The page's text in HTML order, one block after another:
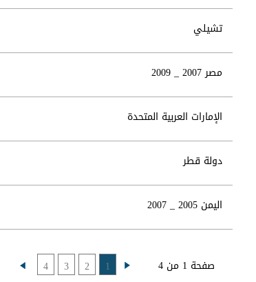
تشيلي
مصر 2007 _ 2009
الإمارات العربية المتحدة
دولة قطر
اليمن 2005 _ 2007
صفحة 1 من 4 1
2
3
4